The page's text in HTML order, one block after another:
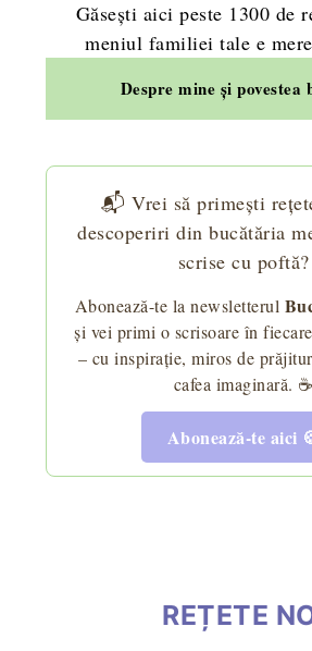
Găsești aici peste 1300 de
meniul familiei tale e
Despre mine și povestea
📬 Vrei să primești
descoperiri din bucătăria
scrise cu poftă?
Abonează-te la newsletterul
și vei primi o scrisoare în
– cu inspirație, miros de
cafea imaginară. ☕
Abonează-te aici
REȚETE